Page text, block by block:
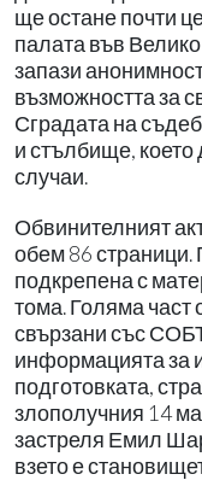
ще остане почти
палата във
запази
възможността за
Сградата на
и стълбище,
случаи.
Обвинителният
обем 86 страници.
подкрепена с
тома. Голяма част
свързани със
информацията за
подготовката,
злополучния 14
застреля Емил
взето е